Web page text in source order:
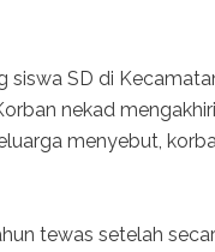
siswa SD di
nekad
menyebut,
tewas setelah